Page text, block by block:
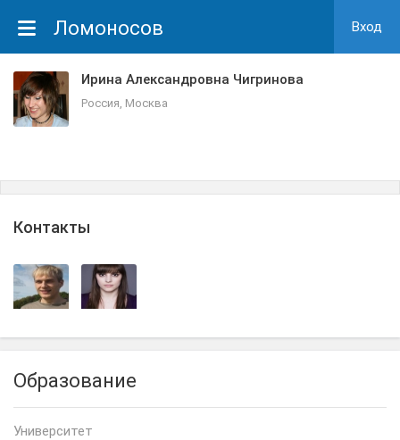
Ломоносов Вход
Ирина Александровна Чигринова
Россия, Москва
Контакты
Образование
Университет